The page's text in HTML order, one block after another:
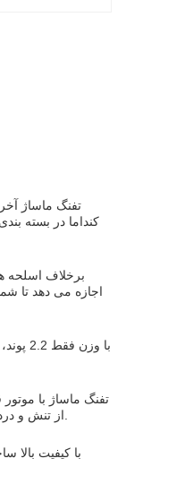
تفنگ ماساژ
کنداما در بسته
برخلاف اسلحه
اجازه می دهد تا
با